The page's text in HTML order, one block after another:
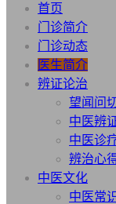
首页
门诊简介
门诊动态
医生简介
辨证论治
望闻问
中医辨
中医诊
辨治心
中医文化
中医常